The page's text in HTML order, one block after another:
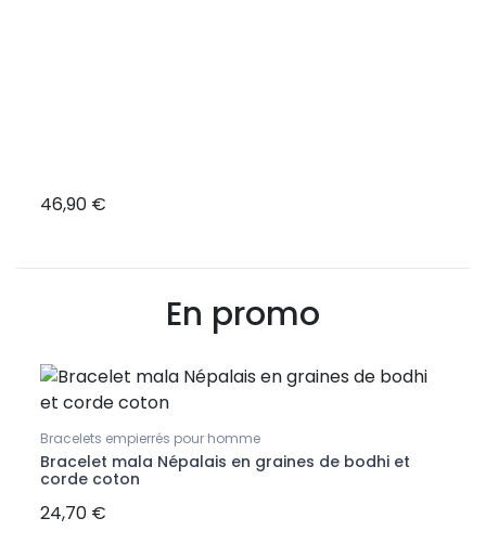
46,90 €
En promo
Bracelets empierrés pour homme
Bracelet mala Népalais en graines de bodhi et
corde coton
24,70 €